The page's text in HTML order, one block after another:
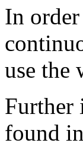
In
use the
Further
found